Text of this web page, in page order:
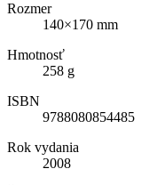
Rozmer
140×170 mm
Hmotnosť
258 g
ISBN
9788080854485
Rok vydania
2008